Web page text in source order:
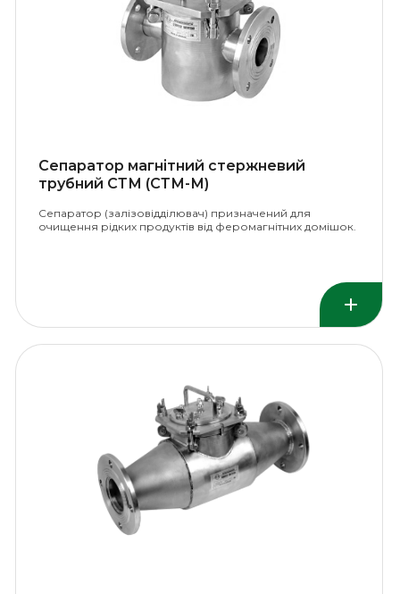
Сепаратор магнітний стержневий
трубний СТМ (СТМ-М)
Сепаратор (залізовідділювач) призначений для
очищення рідких продуктів від феромагнітних домішок.